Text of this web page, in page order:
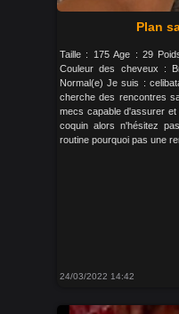
Plan
Taille : 175 Age : 29
Couleur des cheveux :
Normal(e) Je suis :
cherche des rencontres
mecs capable d'assurer
coquin alors n'hésitez
routine pourquoi pas une
24/03/2022 14:42